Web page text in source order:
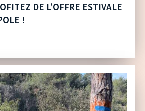
DE L’OFFRE ESTIVALE
!